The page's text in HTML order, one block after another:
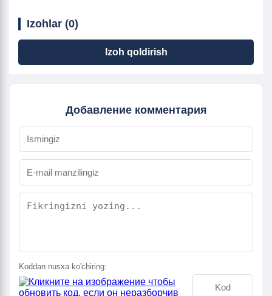
Izohlar (0)
Izoh qoldirish
Добавление комментария
Koddan nusxa ko'chiring: